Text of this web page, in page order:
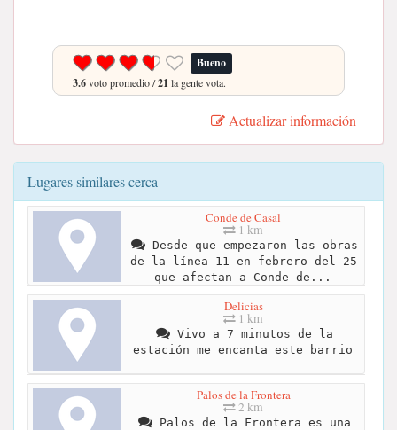
Bueno
3.6voto promedio /21 la gente vota.
Actualizar información
Lugares similares cerca
Conde de Casal
1 km
Desde que empezaron las obras
de la línea 11 en febrero del 25
que afectan a Conde de...
Delicias
1 km
Vivo a 7 minutos de la
estación me encanta este barrio
Palos de la Frontera
2 km
Palos de la Frontera es una